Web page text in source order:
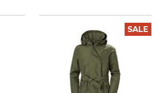
SALE